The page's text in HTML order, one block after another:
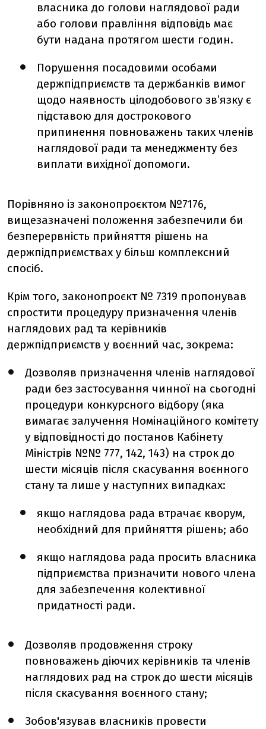
власника до голови наглядової ради
або голови правління відповідь має
бути надана протягом шести годин.
Порушення посадовими особами
держпідприємств та держбанків вимог
щодо наявность цілодобового зв’язку є
підставою для дострокового
припинення повноважень таких членів
наглядової ради та менеджменту без
виплати вихідної допомоги.
Порівняно із законопроєктом №7176,
вищезазначені положення забезпечили би
безперервність прийняття рішень на
держпідприємствах у більш комплексний
спосіб.
Крім того, законопроєкт № 7319 пропонував
спростити процедуру призначення членів
наглядових рад та керівників
держпідприємств у воєнний час, зокрема:
Дозволяв призначення членів наглядової
ради без застосування чинної на сьогодні
процедури конкурсного відбору (яка
вимагає залучення Номінаційного комітету
у відповідності до постанов Кабінету
Міністрів №№ 777, 142, 143) на строк до
шести місяців після скасування воєнного
стану та лише у наступних випадках:
якщо наглядова рада втрачає кворум,
необхідний для прийняття рішень; або
якщо наглядова рада просить власника
підприємства призначити нового члена
для забезпечення колективної
придатності ради.
Дозволяв продовження строку
повноважень діючих керівників та членів
наглядових рад на строк до шести місяців
після скасування воєнного стану;
Зобов'язував власників провести